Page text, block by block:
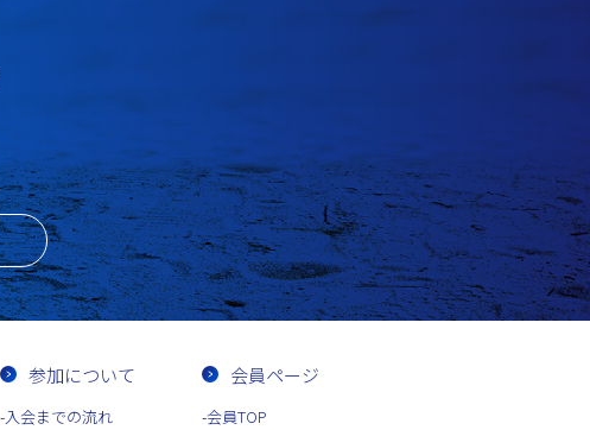
参加について
入会までの流れ
会員ページ
会員TOP